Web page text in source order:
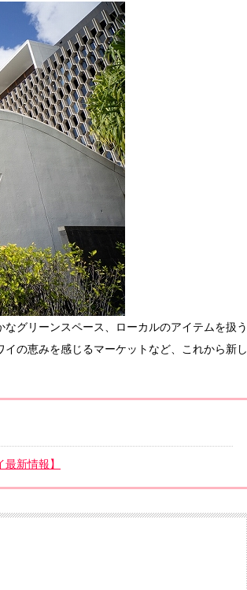
グリーンスペース、ローカルのアイテムを扱う
の恵みを感じるマーケットなど、これから新し
新情報】